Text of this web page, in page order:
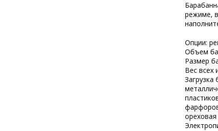
режиме,
Опции:
Объем
Размер
Вес всех
Загрузка
ореховая